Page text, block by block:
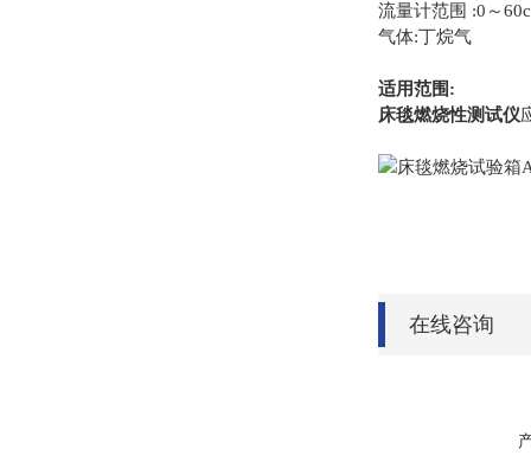
流量计范围 :0～
气体:丁烷气
适用范围:
床毯燃烧性测试仪
在线咨询